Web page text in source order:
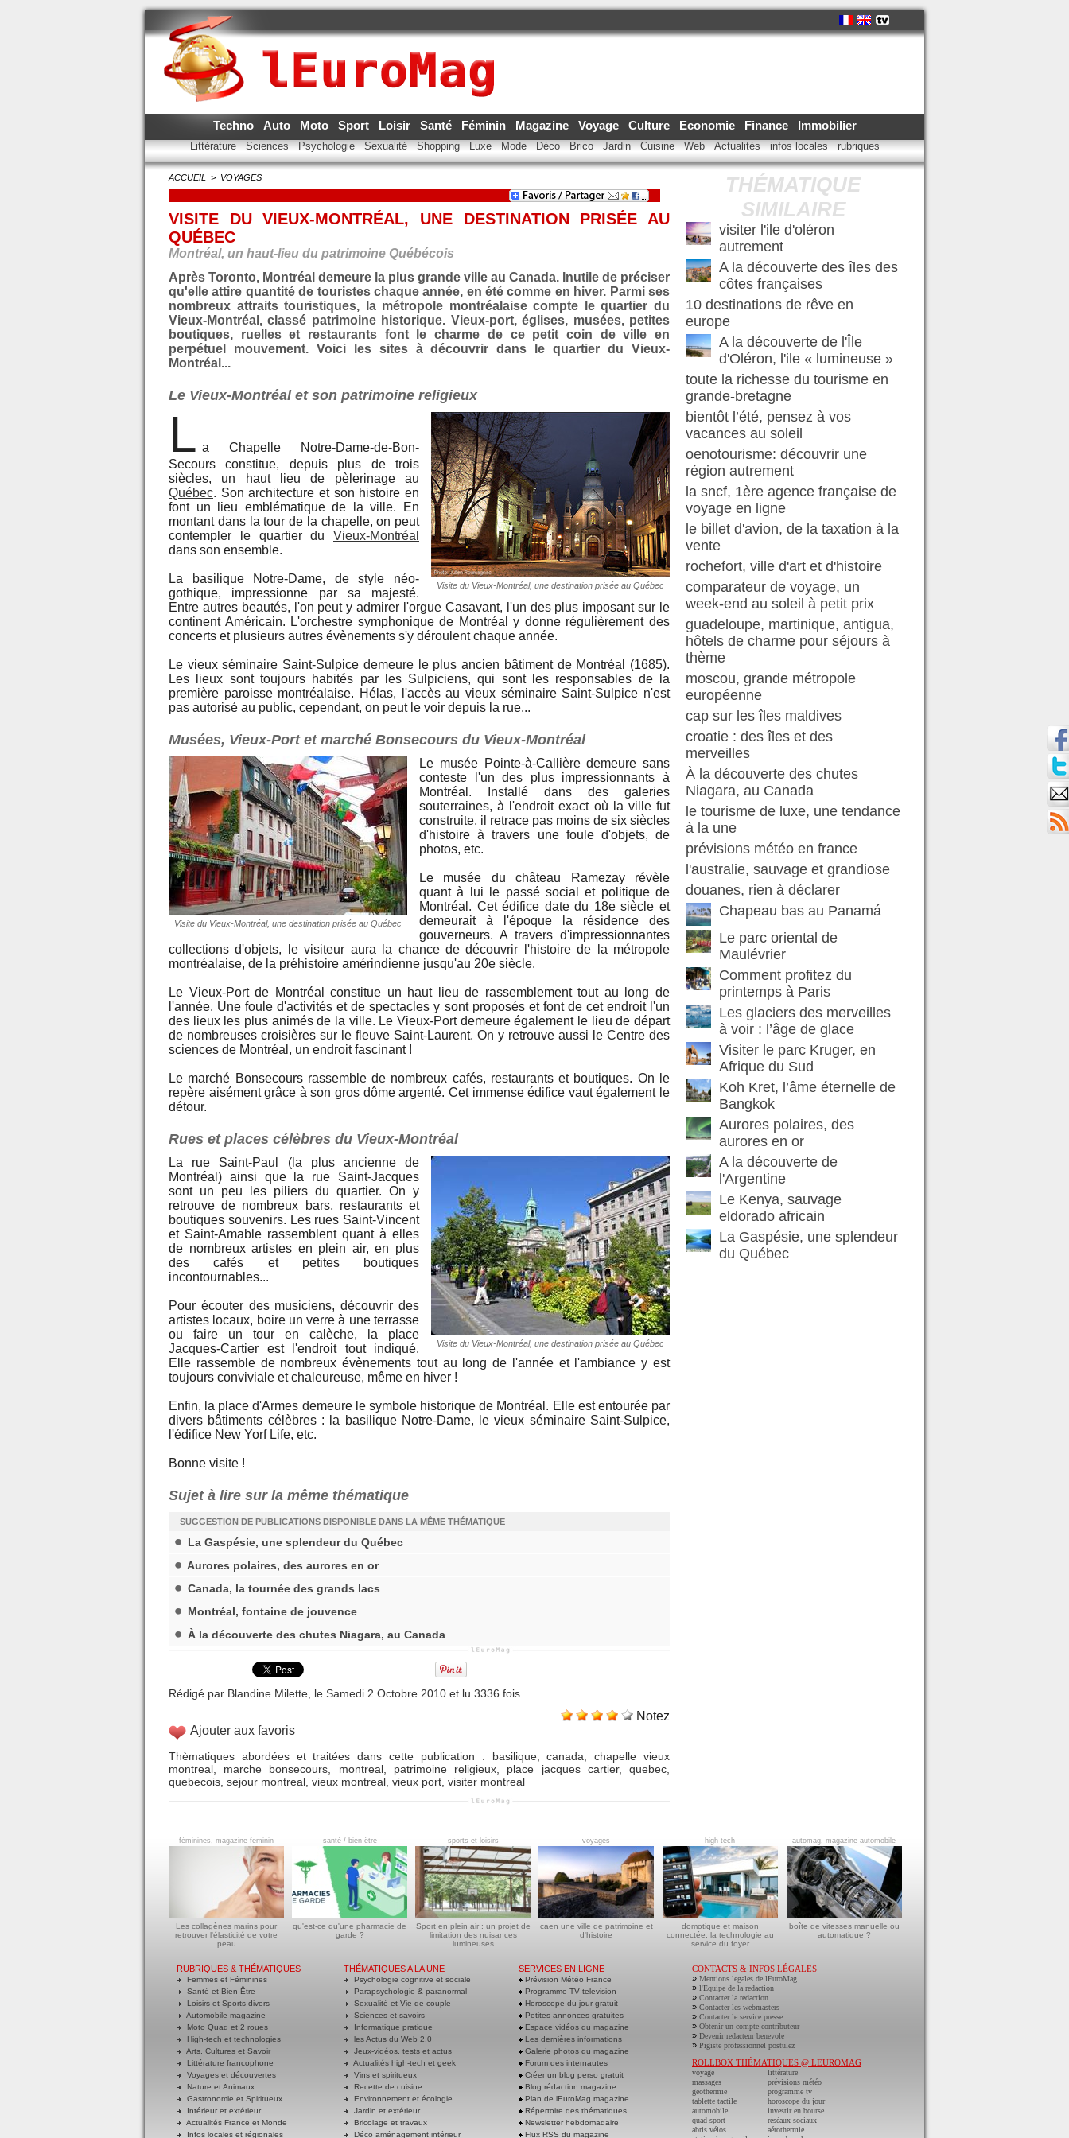
Techno Auto Moto Sport Loisir Santé Féminin Magazine Voyage Culture Economie Finance Immobilier
Littérature Sciences Psychologie Sexualité Shopping Luxe Mode Déco Brico Jardin Cuisine Web Actualités infos locales rubriques
ACCUEIL > VOYAGES
VISITE DU VIEUX-MONTRÉAL, UNE DESTINATION PRISÉE AU
QUÉBEC
Montréal, un haut-lieu du patrimoine Québécois
Après Toronto, Montréal demeure la plus grande ville au Canada. Inutile de préciser
qu'elle attire quantité de touristes chaque année, en été comme en hiver. Parmi ses
nombreux attraits touristiques, la métropole montréalaise compte le quartier du
Vieux-Montréal, classé patrimoine historique. Vieux-port, églises, musées, petites
boutiques, ruelles et restaurants font le charme de ce petit coin de ville en
perpétuel mouvement. Voici les sites à découvrir dans le quartier du Vieux-
Montréal...
Le Vieux-Montréal et son patrimoine religieux
Visite du Vieux-Montréal, une destination prisée au Québec
L a Chapelle Notre-Dame-de-Bon-
Secours constitue, depuis plus de trois
siècles, un haut lieu de pèlerinage au
Québec. Son architecture et son histoire en
font un lieu emblématique de la ville. En
montant dans la tour de la chapelle, on peut
contempler le quartier du Vieux-Montréal
dans son ensemble.
La basilique Notre-Dame, de style néo-
gothique, impressionne par sa majesté.
Entre autres beautés, l'on peut y admirer l'orgue Casavant, l'un des plus imposant sur le
continent Américain. L'orchestre symphonique de Montréal y donne régulièrement des
concerts et plusieurs autres évènements s'y déroulent chaque année.
Le vieux séminaire Saint-Sulpice demeure le plus ancien bâtiment de Montréal (1685).
Les lieux sont toujours habités par les Sulpiciens, qui sont les responsables de la
première paroisse montréalaise. Hélas, l'accès au vieux séminaire Saint-Sulpice n'est
pas autorisé au public, cependant, on peut le voir depuis la rue...
Musées, Vieux-Port et marché Bonsecours du Vieux-Montréal
Visite du Vieux-Montréal, une destination prisée au Québec
Le musée Pointe-à-Callière demeure sans
conteste l'un des plus impressionnants à
Montréal. Installé dans des galeries
souterraines, à l'endroit exact où la ville fut
construite, il retrace pas moins de six siècles
d'histoire à travers une foule d'objets, de
photos, etc.
Le musée du château Ramezay révèle
quant à lui le passé social et politique de
Montréal. Cet édifice date du 18e siècle et
demeurait à l'époque la résidence des
gouverneurs. A travers d'impressionnantes
collections d'objets, le visiteur aura la chance de découvrir l'histoire de la métropole
montréalaise, de la préhistoire amérindienne jusqu'au 20e siècle.
Le Vieux-Port de Montréal constitue un haut lieu de rassemblement tout au long de
l'année. Une foule d'activités et de spectacles y sont proposés et font de cet endroit l'un
des lieux les plus animés de la ville. Le Vieux-Port demeure également le lieu de départ
de nombreuses croisières sur le fleuve Saint-Laurent. On y retrouve aussi le Centre des
sciences de Montréal, un endroit fascinant !
Le marché Bonsecours rassemble de nombreux cafés, restaurants et boutiques. On le
repère aisément grâce à son gros dôme argenté. Cet immense édifice vaut également le
détour.
Rues et places célèbres du Vieux-Montréal
Visite du Vieux-Montréal, une destination prisée au Québec
La rue Saint-Paul (la plus ancienne de
Montréal) ainsi que la rue Saint-Jacques
sont un peu les piliers du quartier. On y
retrouve de nombreux bars, restaurants et
boutiques souvenirs. Les rues Saint-Vincent
et Saint-Amable rassemblent quant à elles
de nombreux artistes en plein air, en plus
des cafés et petites boutiques
incontournables...
Pour écouter des musiciens, découvrir des
artistes locaux, boire un verre à une terrasse
ou faire un tour en calèche, la place
Jacques-Cartier est l'endroit tout indiqué.
Elle rassemble de nombreux évènements tout au long de l'année et l'ambiance y est
toujours conviviale et chaleureuse, même en hiver !
Enfin, la place d'Armes demeure le symbole historique de Montréal. Elle est entourée par
divers bâtiments célèbres : la basilique Notre-Dame, le vieux séminaire Saint-Sulpice,
l'édifice New Yorf Life, etc.
Bonne visite !
Sujet à lire sur la même thématique
SUGGESTION DE PUBLICATIONS DISPONIBLE DANS LA MÊME THÉMATIQUE
La Gaspésie, une splendeur du Québec
Aurores polaires, des aurores en or
Canada, la tournée des grands lacs
Montréal, fontaine de jouvence
À la découverte des chutes Niagara, au Canada
Rédigé par Blandine Milette, le Samedi 2 Octobre 2010 et lu 3336 fois.
Notez
Ajouter aux favoris
Thèmatiques abordées et traitées dans cette publication : basilique,canada ,chapelle vieux
montreal
marche bonsecours montreal, patrimoine religieux place jacques cartier,quebec
quebecois sejour montreal vieux montreal vieux port visiter montreal
THÉMATIQUE
SIMILAIRE
visiter l'ile d'oléron
autrement
A la découverte des îles des
côtes françaises
10 destinations de rêve en
europe
A la découverte de l'Île
d'Oléron, l'ile « lumineuse »
toute la richesse du tourisme en
grande-bretagne
bientôt l’été, pensez à vos
vacances au soleil
oenotourisme: découvrir une
région autrement
la sncf, 1ère agence française de
voyage en ligne
le billet d'avion, de la taxation à la
vente
rochefort, ville d'art et d'histoire
comparateur de voyage, un
week-end au soleil à petit prix
guadeloupe, martinique, antigua,
hôtels de charme pour séjours à
thème
moscou, grande métropole
européenne
cap sur les îles maldives
croatie : des îles et des
merveilles
À la découverte des chutes
Niagara, au Canada
le tourisme de luxe, une tendance
à la une
prévisions météo en france
l'australie, sauvage et grandiose
douanes, rien à déclarer
Chapeau bas au Panamá
Le parc oriental de
Maulévrier
Comment profitez du
printemps à Paris
Les glaciers des merveilles
à voir : l’âge de glace
Visiter le parc Kruger, en
Afrique du Sud
Koh Kret, l’âme éternelle de
Bangkok
Aurores polaires, des
aurores en or
A la découverte de
l'Argentine
Le Kenya, sauvage
eldorado africain
La Gaspésie, une splendeur
du Québec
féminines, magazine feminin
Les collagènes marins pour
retrouver l'élasticité de votre
peau
santé / bien-être
qu'est-ce qu'une pharmacie de
garde ?
sports et loisirs
Sport en plein air : un projet de
limitation des nuisances
lumineuses
voyages
caen une ville de patrimoine et
d'histoire
high-tech
domotique et maison
connectée, la technologie au
service du foyer
automag, magazine automobile
boîte de vitesses manuelle ou
automatique ?
RUBRIQUES & THÉMATIQUES
Femmes et Féminines
Santé et Bien-Être
Loisirs et Sports divers
Automobile magazine
Moto Quad et 2 roues
High-tech et technologies
Arts, Cultures et Savoir
Littérature francophone
Voyages et découvertes
Nature et Animaux
Gastronomie et Spiritueux
Intérieur et extérieur
Actualités France et Monde
Infos locales et régionales
THÉMATIQUES A LA UNE
Psychologie cognitive et sociale
Parapsychologie & paranormal
Sexualité et Vie de couple
Sciences et savoirs
Informatique pratique
les Actus du Web 2.0
Jeux-vidéos, tests et actus
Actualités high-tech et geek
Vins et spiritueux
Recette de cuisine
Environnement et écologie
Jardin et extérieur
Bricolage et travaux
Déco aménagement intérieur
SERVICES EN LIGNE
Prévision Météo France
Programme TV television
Horoscope du jour gratuit
Petites annonces gratuites
Espace vidéos du magazine
Les dernières informations
Galerie photos du magazine
Forum des internautes
Créer un blog perso gratuit
Blog rédaction magazine
Plan de lEuroMag magazine
Répertoire des thématiques
Newsletter hebdomadaire
Flux RSS du magazine
CONTACTS & INFOS LÉGALES
» Mentions legales de lEuroMag
» l'Equipe de la redaction
» Contacter la redaction
» Contacter les webmasters
» Contacter le service presse
» Obtenir un compte contributeur
» Devenir redacteur benevole
» Pigiste professionnel postulez
ROLLBOX THÉMATIQUES @ LEUROMAG
voyage
massages
geothermie
tablette tactile
automobile
quad sport
abris vélos
littérature
prévisions météo
programme tv
horoscope du jour
investir en bourse
réséaux sociaux
aérothermie